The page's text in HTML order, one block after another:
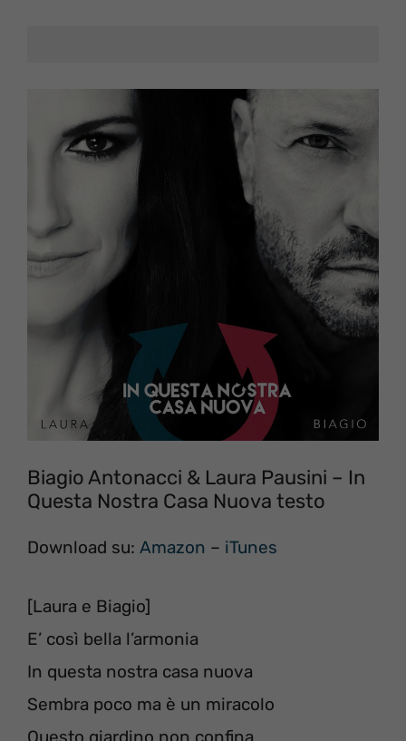
Biagio Antonacci & Laura Pausini – In
Questa Nostra Casa Nuova testo
Download su: Amazon – iTunes
[Laura e Biagio]
E’ così bella l’armonia
In questa nostra casa nuova
Sembra poco ma è un miracolo
Questo giardino non confina